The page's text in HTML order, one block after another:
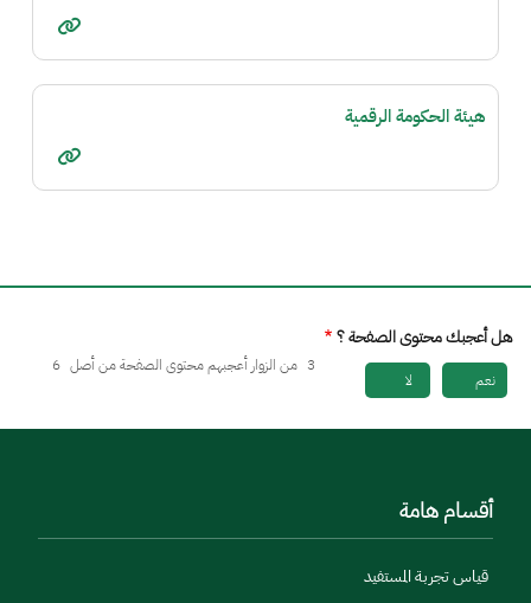
هيئة الحكومة الرقمية
هل أعجبك محتوى الصفحة ؟
نعم لا
3 من الزوار أعجبهم محتوى الصفحة من أصل 6
أقسام هامة
قياس تجربة المستفيد